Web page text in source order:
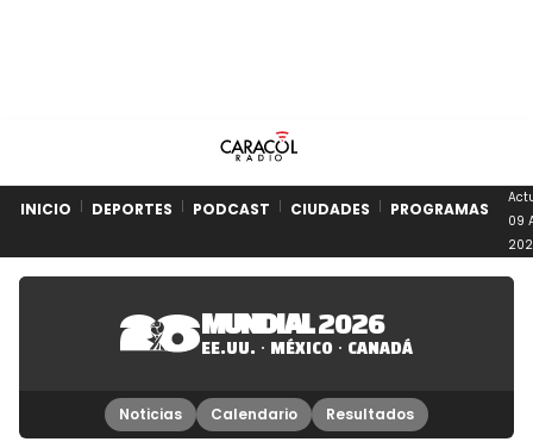
INICIO DEPORTES PODCAST CIUDADES PROGRAMAS
09
MUNDIAL2026
EE.UU. MÉXICO CANADÁ
Noticias Calendario Resultados